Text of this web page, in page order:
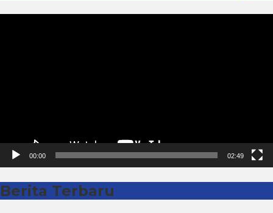
00:00 02:49
Berita Terbaru